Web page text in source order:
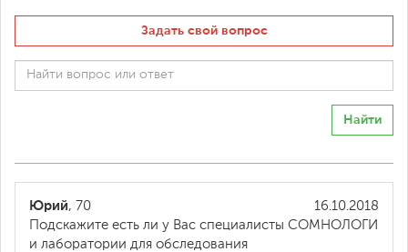
Задать свой вопрос
Найти
16.10.2018
Юрий, 70
Подскажите есть ли у Вас специалисты СОМНОЛОГИ
и лаборатории для обследования